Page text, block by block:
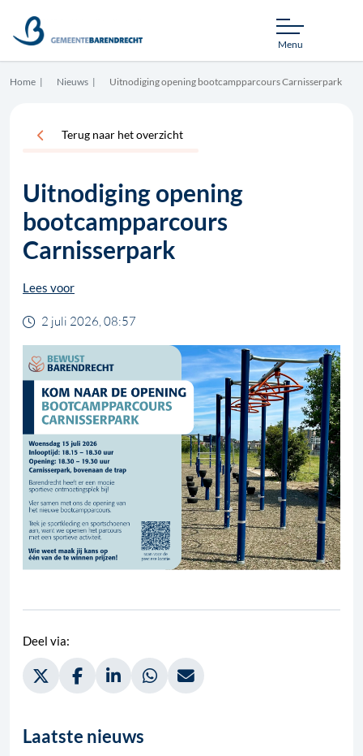
Menu
Home Nieuws Uitnodiging opening bootcampparcours Carnisserpark
Terug naar het overzicht
Uitnodiging opening
bootcampparcours
Carnisserpark
Lees voor
2 juli 2026, 08:57
Deel via:
Deel via Twitter, opent in nieuw tabblad
Deel via Facebook, opent in nieuw tabblad
Deel via LinkedIn, opent in nieuw tabblad
Deel via WhatsApp, opent in nieuw
Laatste nieuws